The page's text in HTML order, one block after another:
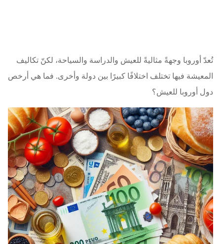
تُعدّ أوروبا وجهةً مثاليةً للعيش والدراسة والسياحة، لكنّ تكاليف
المعيشة فيها تختلف اختلافًا كبيرًا بين دولة وأخرى. فما هي أرخص
دول أوروبا للعيش؟